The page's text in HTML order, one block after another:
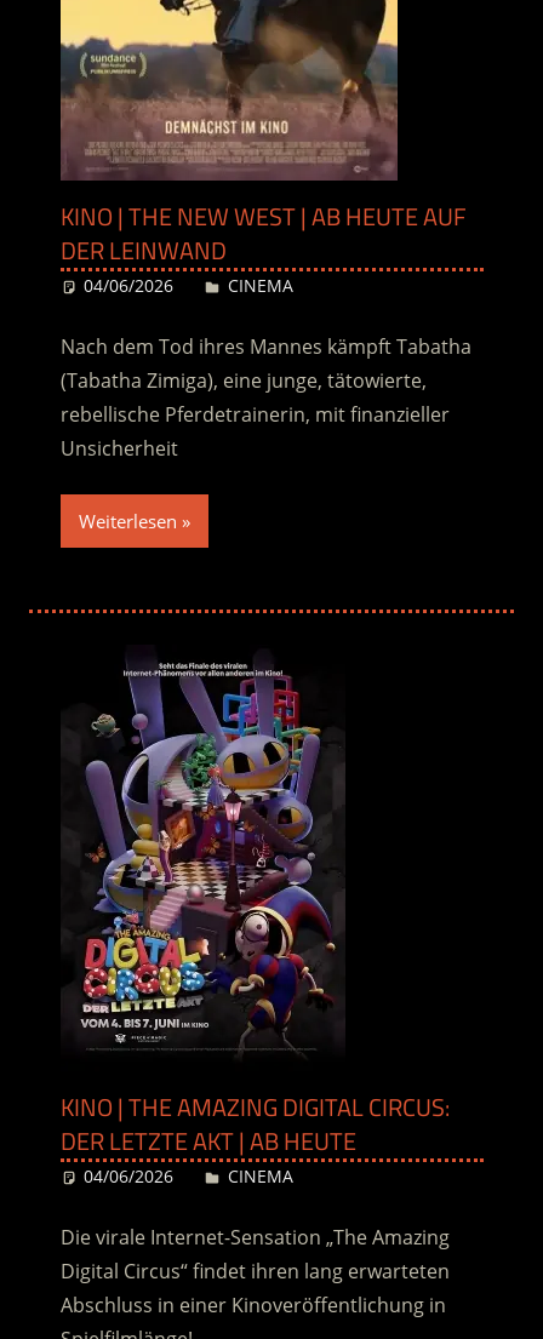
KINO | THE NEW WEST | AB HEUTE AUF
DER LEINWAND
04/06/2026 Desiree
CINEMA
Nach dem Tod ihres Mannes kämpft Tabatha
(Tabatha Zimiga), eine junge, tätowierte,
rebellische Pferdetrainerin, mit finanzieller
Unsicherheit
Weiterlesen
KINO | THE AMAZING DIGITAL CIRCUS:
DER LETZTE AKT | AB HEUTE
04/06/2026 Desiree
CINEMA
Die virale Internet-Sensation „The Amazing
Digital Circus“ findet ihren lang erwarteten
Abschluss in einer Kinoveröffentlichung in